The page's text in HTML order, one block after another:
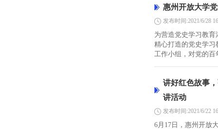
惠州开放大学
发布时间:2021/6/28
为营造党史学习教
精心打造的党史学
工作小组，对党的
讲好红色故事
讲活动
发布时间:2021/6/22
6月17日，惠州开放